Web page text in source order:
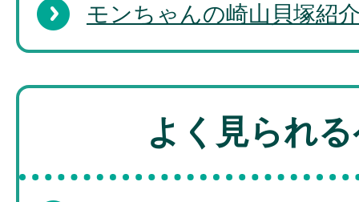
モンちゃんの崎山貝塚紹
よく見られ